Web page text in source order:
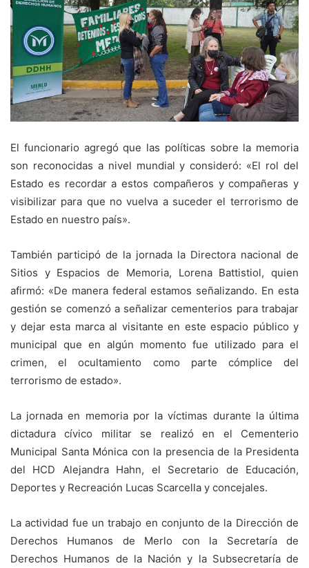
El funcionario agregó que las políticas sobre la memoria
son reconocidas a nivel mundial y consideró: «El rol del
Estado es recordar a estos compañeros y compañeras y
visibilizar para que no vuelva a suceder el terrorismo de
Estado en nuestro país».
También participó de la jornada la Directora nacional de
Sitios y Espacios de Memoria, Lorena Battistiol, quien
afirmó: «De manera federal estamos señalizando. En esta
gestión se comenzó a señalizar cementerios para trabajar
y dejar esta marca al visitante en este espacio público y
municipal que en algún momento fue utilizado para el
crimen, el ocultamiento como parte cómplice del
terrorismo de estado».
La jornada en memoria por la víctimas durante la última
dictadura cívico militar se realizó en el Cementerio
Municipal Santa Mónica con la presencia de la Presidenta
del HCD Alejandra Hahn, el Secretario de Educación,
Deportes y Recreación Lucas Scarcella y concejales.
La actividad fue un trabajo en conjunto de la Dirección de
Derechos Humanos de Merlo con la Secretaría de
Derechos Humanos de la Nación y la Subsecretaría de